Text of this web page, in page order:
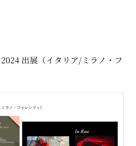
出展（イタリア/ミラノ・フ